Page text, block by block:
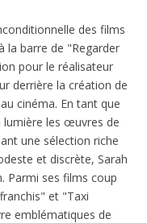
des films
la barre de "Regarder
pour le réalisateur
derrière la création de
cinéma. En tant que
lumière les œuvres de
une sélection riche
et discrète, Sarah
Parmi ses films coup
et "Taxi
emblématiques de